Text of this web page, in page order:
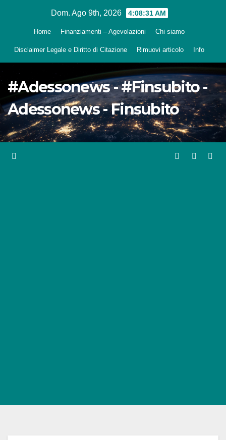
Dom. Ago 9th, 2026 4:08:32 AM
Home Finanziamenti – Agevolazioni Chi siamo
Disclaimer Legale e Diritto di Citazione Rimuovi articolo Info
#Adessonews - #Finsubito -
Adessonews - Finsubito